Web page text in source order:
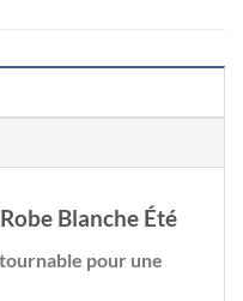
Blanche Été
pour une